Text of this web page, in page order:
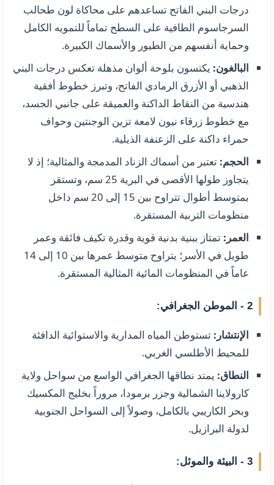
درجات البني الفاتح تساعدهم على محاكاة لون طحالب
السرجاسوم الطافية على السطح تماماً للتمويه الكامل
وحماية أنفسهم من الطيور والأسماك الكبيرة.
البالغون: يكتسون بلوحة ألوان مذهلة تعكس درجات البني
الذهبي أو الأزرق الرمادي الفاتح، وتبرز خطوط أفقية
هندسية من النقاط الداكنة والعميقة على جانبي الجسد،
مع خطوط زرقاء نيون لامعة تزين الوجنتين وحواف
حمراء داكنة على الزعنفة الذيلية.
الحجم: تعتبر من أسماك الزناد المدمجة والمثالية؛ إذ لا
يتجاوز طولها الأقصى في البرية 25 سم، وتستقر
بمتوسط أطوال تتراوح بين 15 إلى 20 سم داخل
منظومات التربية المستقرة.
العمر: تمتاز ببنية بدنية قوية وقدرة تكيف فائقة وعمر
طويل في الأسر؛ يتراوح متوسط عمرها بين 10 إلى 14
عاماً في المنظومات المائية المثالية المستقرة.
2 - الموطن الجغرافي:
الإنتشار: تستوطن المياه المدارية والاستوائية الدافئة
للمحيط الأطلسي الغربي.
النطاق: يمتد نطاقها الجغرافي الواسع من سواحل ولاية
كارولاينا الشمالية وجزر برمودا، مروراً بخليج المكسيك
وبحر الكاريبي بالكامل، وصولاً إلى السواحل الجنوبية
لدولة البرازيل.
3 - البيئة والموئل: